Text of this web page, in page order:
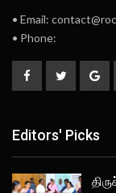
• Email:
• Phone:
Editors' Picks